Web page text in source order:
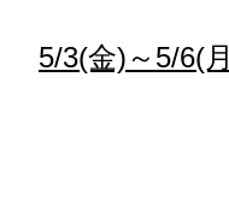
5/3(金)～5/6(